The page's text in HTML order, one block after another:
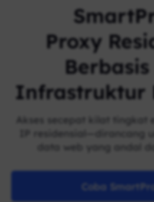
Proxy
Infrastruktur
Akses secepat kilat tingkat
IP residensial—dirancang
data web yang andal
Coba